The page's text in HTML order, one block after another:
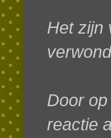
Het zijn
Door
reactie